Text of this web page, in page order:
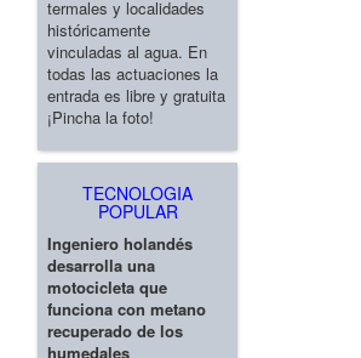
termales y localidades
históricamente
vinculadas al agua. En
todas las actuaciones la
entrada es libre y gratuita
¡Pincha la foto!
TECNOLOGIA
POPULAR
Ingeniero holandés
desarrolla una
motocicleta que
funciona con metano
recuperado de los
humedales